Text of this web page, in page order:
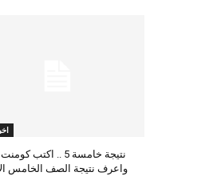
نتيجة خامسة 5 .. اكتب
واعرف نتيجة الصف الخامس